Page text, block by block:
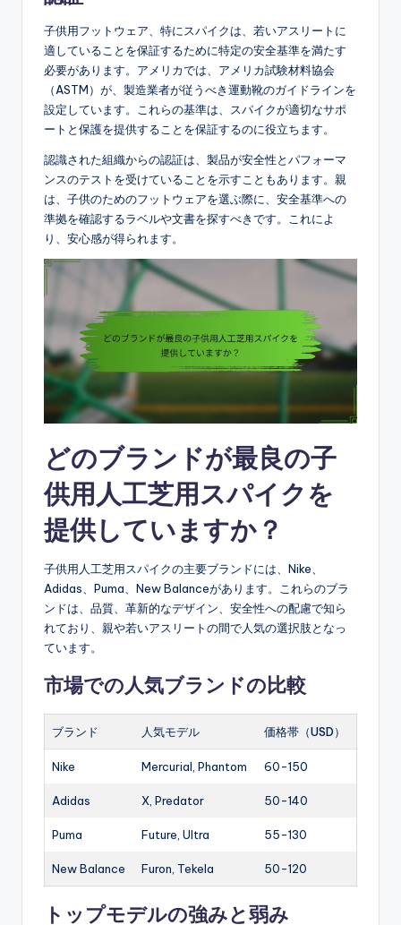
子供用フットウェア、特にスパイクは、若いアスリートに
適していることを保証するために特定の安全基準を満たす
必要があります。アメリカでは、アメリカ試験材料協会
（ASTM）が、製造業者が従うべき運動靴のガイドラインを
設定しています。これらの基準は、スパイクが適切なサポ
ートと保護を提供することを保証するのに役立ちます。
認識された組織からの認証は、製品が安全性とパフォーマ
ンスのテストを受けていることを示すこともあります。親
は、子供のためのフットウェアを選ぶ際に、安全基準への
準拠を確認するラベルや文書を探すべきです。これによ
り、安心感が得られます。
どのブランドが最良の子
供用人工芝用スパイクを
提供していますか？
子供用人工芝用スパイクの主要ブランドには、Nike、
Adidas、Puma、New Balanceがあります。これらのブラ
ンドは、品質、革新的なデザイン、安全性への配慮で知ら
れており、親や若いアスリートの間で人気の選択肢となっ
ています。
市場での人気ブランドの比較
ブランド 人気モデル 価格帯（USD）
Nike Mercurial, Phantom 60-150
Adidas X, Predator 50-140
Puma Future, Ultra 55-130
New Balance Furon, Tekela 50-120
トップモデルの強みと弱み